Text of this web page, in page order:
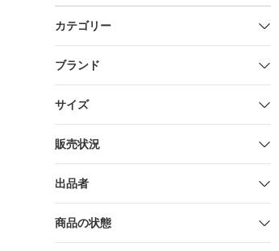
カテゴリー
ブランド
サイズ
販売状況
出品者
商品の状態